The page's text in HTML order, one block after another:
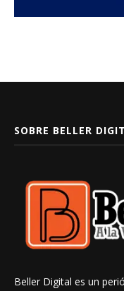
SOBRE BELLER
Beller Digital es un